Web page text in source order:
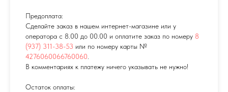
Предоплата:
Сделайте заказ в нашем интернет-магазине или у
оператора с 8.00 до 00.00 и оплатите заказ по номеру 8
(937) 311-38-53 или по номеру карты №
4276060066760060
В комментариях к платежу ничего указывать не нужно!
Остаток оплаты: